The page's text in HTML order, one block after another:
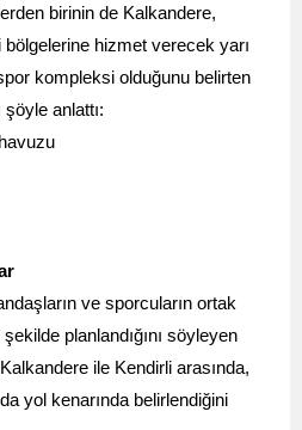
birinin de Kalkandere,
hizmet verecek yarı
kompleksi olduğunu belirten
anlattı:
ve sporcuların ortak
planlandığını söyleyen
ile Kendirli arasında,
yol kenarında belirlendiğini